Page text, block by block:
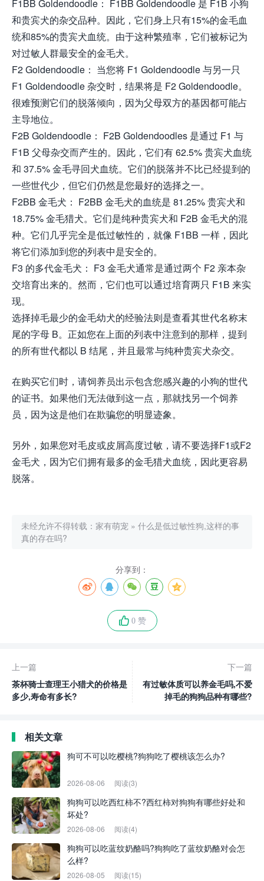
F1BB Goldendoodle： F1BB Goldendoodle 是 F1B 小狗
和贵宾犬的杂交品种。因此，它们身上只有15%的金毛血
统和85%的贵宾犬血统。由于这种繁殖率，它们被标记为
对过敏人群最安全的金毛犬。
F2 Goldendoodle： 当您将 F1 Goldendoodle 与另一只
F1 Goldendoodle 杂交时，结果将是 F2 Goldendoodle。
很难预测它们的脱落倾向，因为父母双方的基因都可能占
主导地位。
F2B Goldendoodle： F2B Goldendoodles 是通过 F1 与
F1B 父母杂交而产生的。因此，它们有 62.5% 贵宾犬血统
和 37.5% 金毛寻回犬血统。它们的脱落并不比已经提到的
一些世代少，但它们仍然是您最好的选择之一。
F2BB 金毛犬： F2BB 金毛犬的血统是 81.25% 贵宾犬和
18.75% 金毛猎犬。它们是纯种贵宾犬和 F2B 金毛犬的混
种。它们几乎完全是低过敏性的，就像 F1BB 一样，因此
将它们添加到您的列表中是安全的。
F3 的多代金毛犬： F3 金毛犬通常是通过两个 F2 亲本杂
交培育出来的。然而，它们也可以通过培育两只 F1B 来实
现。
选择掉毛最少的金毛幼犬的经验法则是查看其世代名称末
尾的字母 B。正如您在上面的列表中注意到的那样，提到
的所有世代都以 B 结尾，并且最常与纯种贵宾犬杂交。
在购买它们时，请饲养员出示包含您感兴趣的小狗的世代
的证书。如果他们无法做到这一点，那就找另一个饲养
员，因为这是他们在欺骗您的明显迹象。
另外，如果您对毛皮或皮屑高度过敏，请不要选择F1或F2
金毛犬，因为它们拥有最多的金毛猎犬血统，因此更容易
脱落。
未经允许不得转载： 家有萌宠 » 什么是低过敏性狗,这样的事
真的存在吗?
分享到：
0 赞
上一篇
茶杯骑士查理王小猎犬的价格是
多少,寿命有多长?
下一篇
有过敏体质可以养金毛吗,不爱
掉毛的狗狗品种有哪些?
相关文章
狗可不可以吃樱桃?狗狗吃了樱桃该怎么办?
2026-08-06 阅读(3)
狗狗可以吃西红柿不?西红柿对狗狗有哪些好处和
坏处?
2026-08-06 阅读(4)
狗狗可以吃蓝纹奶酪吗?狗狗吃了蓝纹奶酪对会怎
么样?
2026-08-05 阅读(15)